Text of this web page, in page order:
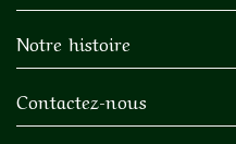
Notre histoire
Contactez-nous